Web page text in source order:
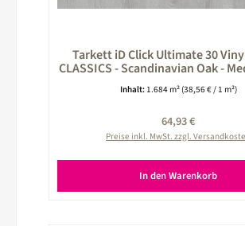
Tarkett iD Click Ultimate 30
CLASSICS - Scandinavian Oak -
grau 260025036
Inhalt: 1.684 m² (38,56 € / 1 m²)
Regulärer Preis:
64,93 €
Preise inkl. MwSt. zzgl.
In den Warenkorb